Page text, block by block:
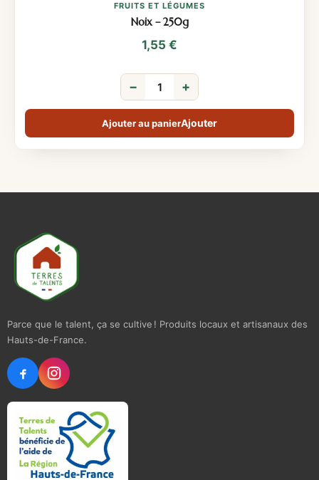
FRUITS ET LÉGUMES
Noix – 250g
1,55 €
− +
Ajouter au panier
Parce que le talent, ça se cultive ! Produits locaux et artisanaux des
Hauts-de-France.